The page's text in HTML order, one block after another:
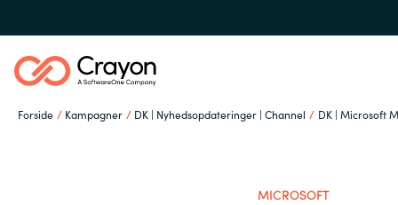
Forside Kampagner DK | Nyhedsopdateringer | Channel DK | Microsoft
MICROSOFT